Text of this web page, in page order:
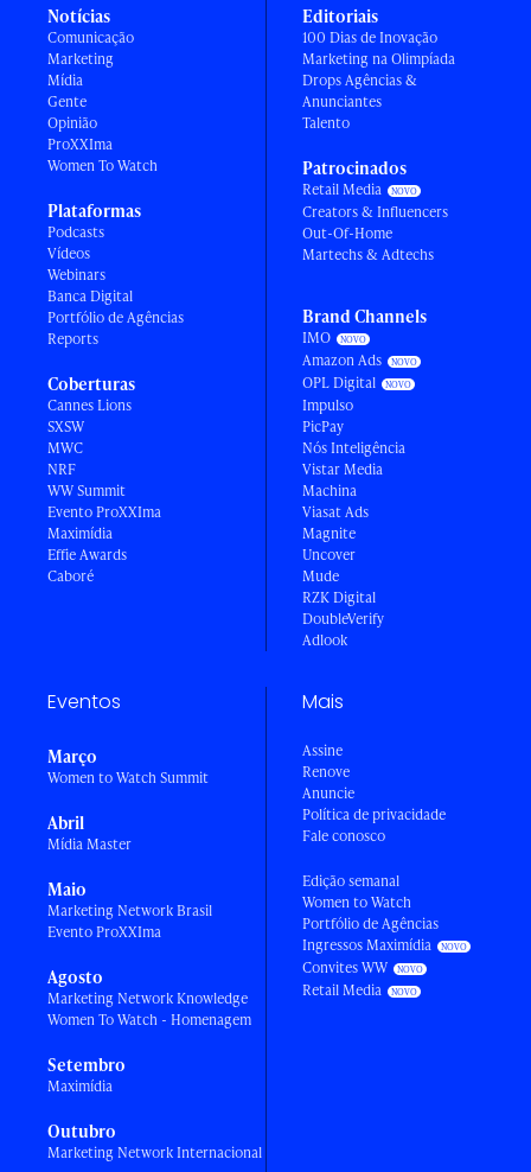
Notícias
Comunicação
Marketing
Mídia
Gente
Opinião
ProXXIma
Women To Watch
Plataformas
Podcasts
Vídeos
Webinars
Banca Digital
Portfólio de Agências
Reports
Coberturas
Cannes Lions
SXSW
MWC
NRF
WW Summit
Evento ProXXIma
Maximídia
Effie Awards
Caboré
Editoriais
100 Dias de Inovação
Marketing na Olimpíada
Drops Agências &
Anunciantes
Talento
Patrocinados
Retail Media
Creators & Influencers
Out-Of-Home
Martechs & Adtechs
Brand Channels
IMO
Amazon Ads
OPL Digital
Impulso
PicPay
Nós Inteligência
Vistar Media
Machina
Viasat Ads
Magnite
Uncover
Mude
RZK Digital
DoubleVerify
Adlook
Eventos
Março
Women to Watch Summit
Abril
Mídia Master
Maio
Marketing Network Brasil
Evento ProXXIma
Agosto
Marketing Network Knowledge
Women To Watch - Homenagem
Setembro
Maximídia
Outubro
Marketing Network Internacional
Mais
Assine
Renove
Anuncie
Política de privacidade
Fale conosco
Edição semanal
Women to Watch
Portfólio de Agências
Ingressos Maximídia
Convites WW
Retail Media